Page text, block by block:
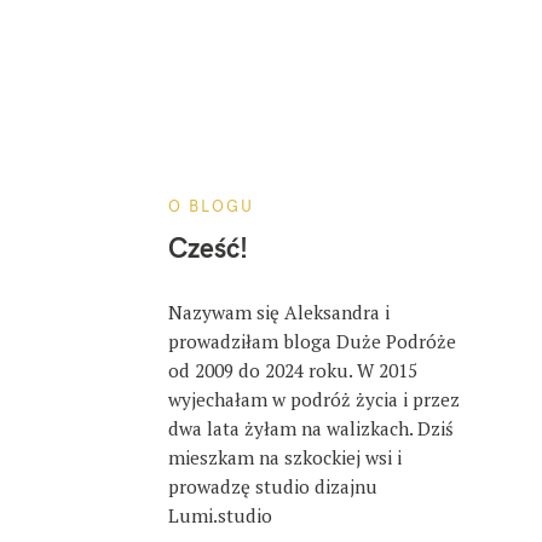
O BLOGU
Cześć!
Nazywam się Aleksandra i
prowadziłam bloga Duże Podróże
od 2009 do 2024 roku. W 2015
wyjechałam w podróż życia i przez
dwa lata żyłam na walizkach. Dziś
mieszkam na szkockiej wsi i
prowadzę studio dizajnu
Lumi.studio